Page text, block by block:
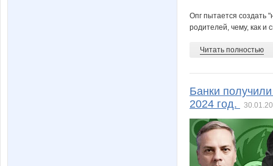
Опг пытается создать
родителей, чему, как и
Читать полностью
Банки
2024 год.